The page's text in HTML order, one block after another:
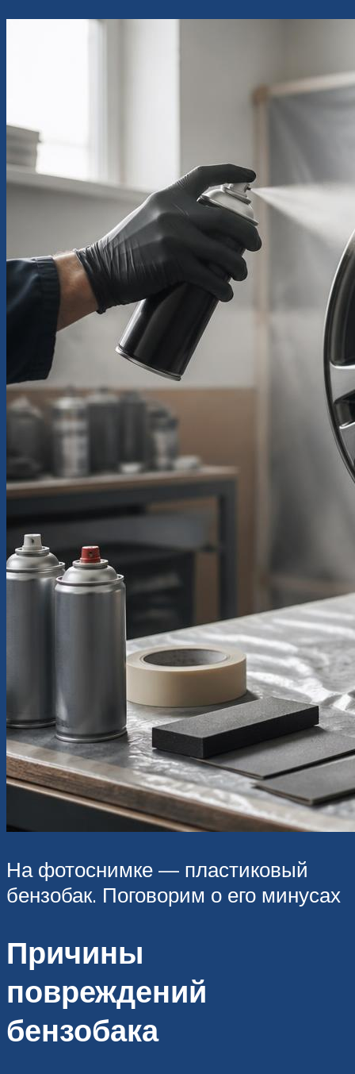
На фотоснимке — пластиковый
бензобак. Поговорим о его минусах
Причины
повреждений
бензобака